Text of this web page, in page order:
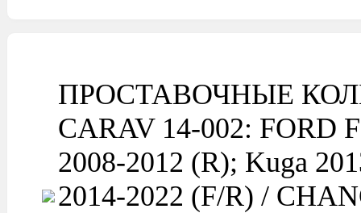
ПРОСТАВОЧНЫЕ
CARAV 14-002: FORD
2008-2012 (R); Kuga
2014-2022 (F/R) /